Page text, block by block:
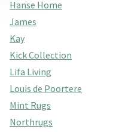
Hanse Home
James
Kay
Kick Collection
Lifa Living
Louis de Poortere
Mint Rugs
Northrugs